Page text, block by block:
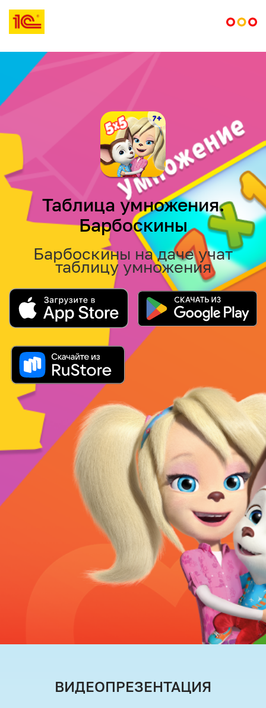
Таблица умножения.
Барбоскины
Барбоскины на даче учат
таблицу умножения
ВИДЕОПРЕЗЕНТАЦИЯ